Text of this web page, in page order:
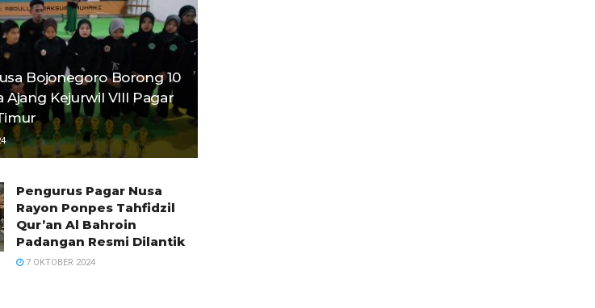
Bojonegoro Borong 10
Ajang Kejurwil VIII Pagar
Pengurus Pagar Nusa
Rayon Ponpes Tahfidzil
Qur’an Al Bahroin
Padangan Resmi Dilantik
7 OKTOBER 2024